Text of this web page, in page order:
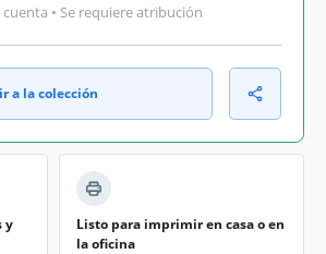
• Se requiere atribución
a la colección
y
Listo para imprimir en casa o en
la oficina